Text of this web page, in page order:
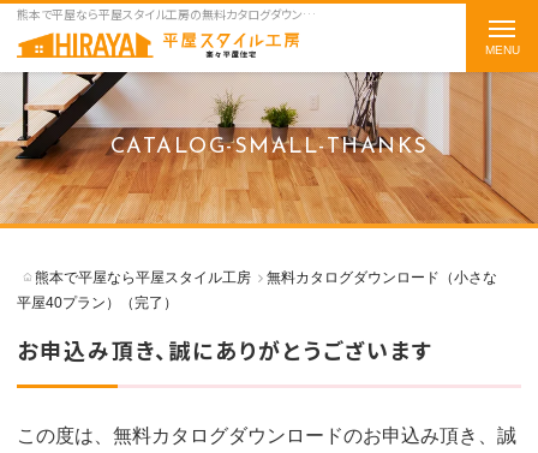
熊本で平屋なら平屋スタイル工房の無料カタログダウンロード（小さな平屋40プラン）（完了）をご紹介
CATALOG-SMALL-THANKS
熊本で平屋なら平屋スタイル工房
無料カタログダウンロード（小さな
平屋40プラン）（完了）
お申込み頂き、誠にありがとうございます
この度は、無料カタログダウンロードのお申込み頂き、誠
t
o
g
g
l
e
n
a